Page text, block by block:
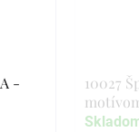
-
10027